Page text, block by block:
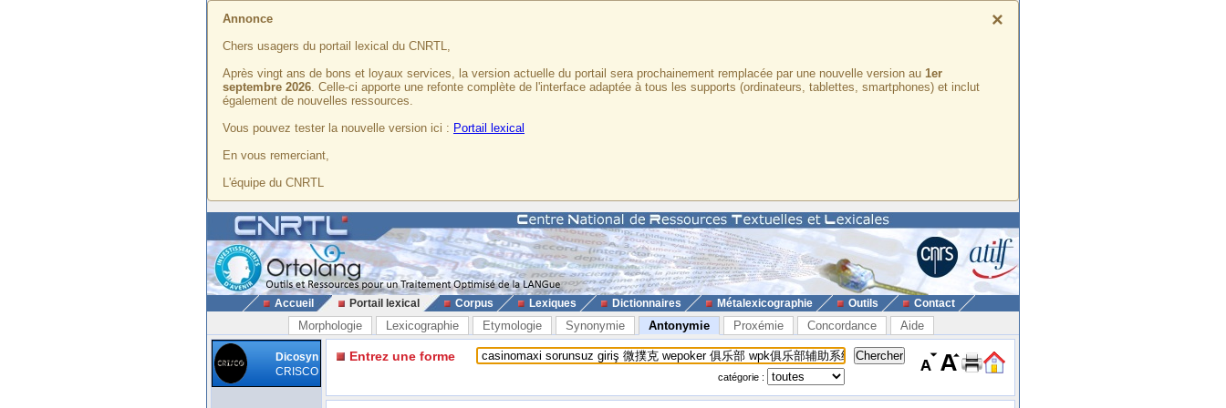
×
Annonce
Chers usagers du portail lexical du CNRTL,
Après vingt ans de bons et loyaux services, la version actuelle du portail sera prochainement remplacée par une nouvelle version au 1er
septembre 2026. Celle-ci apporte une refonte complète de l'interface adaptée à tous les supports (ordinateurs, tablettes, smartphones) et inclut
également de nouvelles ressources.
Vous pouvez tester la nouvelle version ici : Portail lexical
En vous remerciant,
L'équipe du CNRTL
Accueil Portail lexical Corpus Lexiques Dictionnaires Métalexicographie Outils Contact
Morphologie Lexicographie Etymologie Synonymie Antonymie Proxémie Concordance Aide
Dicosyn
CRISCO
Entrez une forme
catégorie :